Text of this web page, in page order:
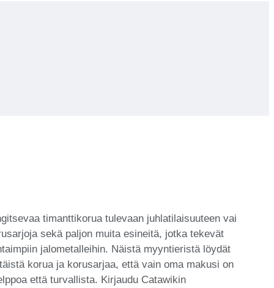
timanttikorua tulevaan juhlatilaisuuteen vai
sekä paljon muita esineitä, jotka tekevät
jalometalleihin. Näistä myyntieristä löydät
korua ja korusarjaa, että vain oma makusi on
että turvallista. Kirjaudu Catawikin